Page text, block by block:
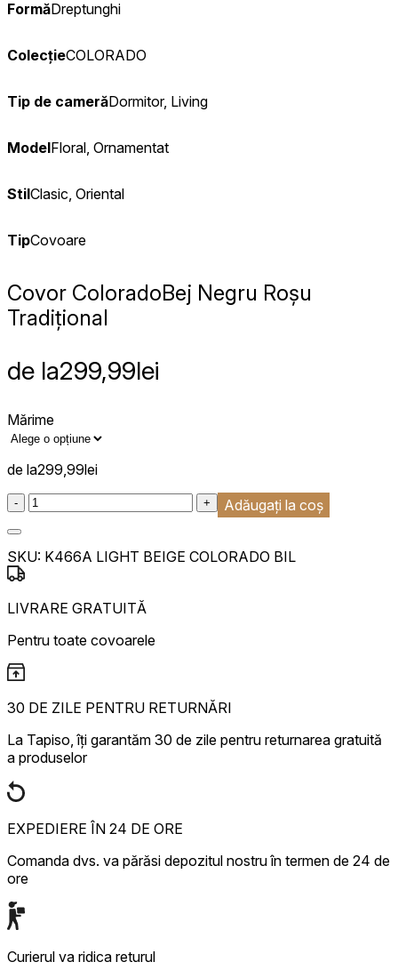
FormăDreptunghi
ColecțieCOLORADO
Tip de camerăDormitor, Living
ModelFloral, Ornamentat
StilClasic, Oriental
TipCovoare
Covor ColoradoBej Negru Roșu
Tradițional
de la299,99lei
Mărime
de la299,99lei
:product_name quantity
- + Adăugați la coș
SKU: K466A LIGHT BEIGE COLORADO BIL
LIVRARE GRATUITĂ
Pentru toate covoarele
30 DE ZILE PENTRU RETURNĂRI
La Tapiso, îți garantăm 30 de zile pentru returnarea gratuită
a produselor
EXPEDIERE ÎN 24 DE ORE
Comanda dvs. va părăsi depozitul nostru în termen de 24 de
ore
Curierul va ridica returul